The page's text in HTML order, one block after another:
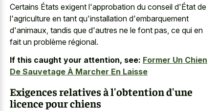
Certains États exigent l'approbation du conseil d'État de
l'agriculture en tant qu'installation d'embarquement
d'animaux, tandis que d'autres ne le font pas, ce qui en
fait un problème régional.
If this caught your attention, see: Former Un Chien
De Sauvetage À Marcher En Laisse
Exigences relatives à l'obtention d'une
licence pour chiens